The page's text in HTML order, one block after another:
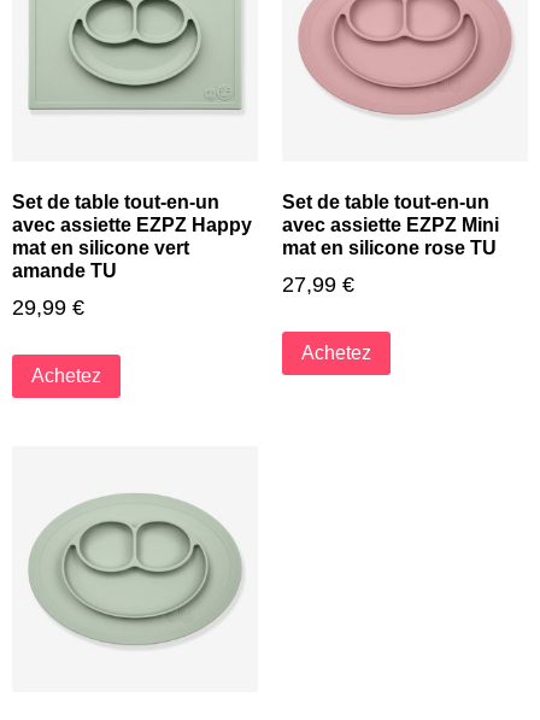
Set de table tout-en-un
avec assiette EZPZ Happy
mat en silicone vert
amande TU
29,99 €
Achetez
Set de table tout-en-un
avec assiette EZPZ Mini
mat en silicone rose TU
27,99 €
Achetez